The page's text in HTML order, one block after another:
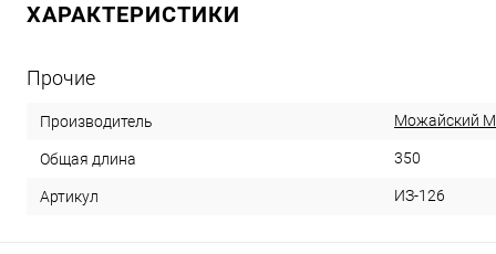
ХАРАКТЕРИСТИКИ
Прочие
Производитель Можайский
Общая длина 350
Артикул ИЗ-126